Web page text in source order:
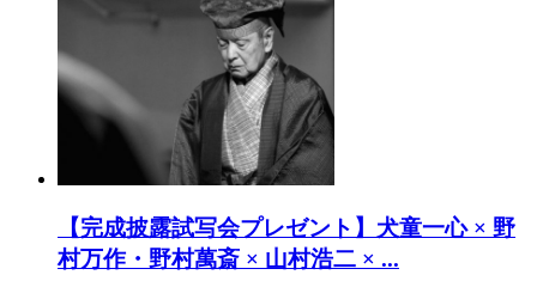
【完成披露試写会プレゼント】犬童一心 × 野
村万作・野村萬斎 × 山村浩二 × ...